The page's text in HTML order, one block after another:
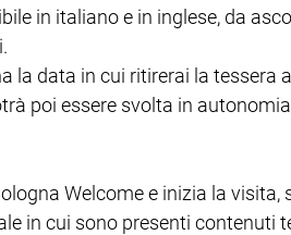
in italiano e in inglese, da
la data in cui ritirerai la tessera
poi essere svolta in
Welcome e inizia la visita,
in cui sono presenti contenuti